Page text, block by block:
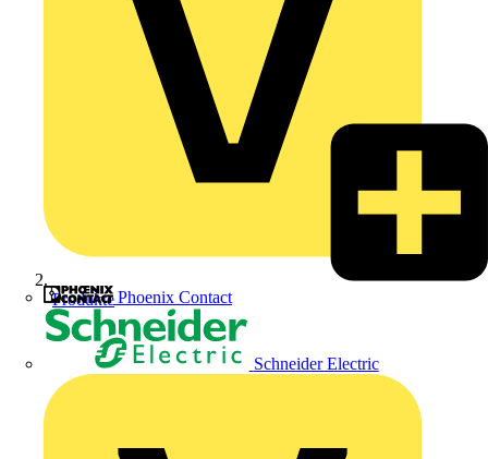
Phoenix Contact
Schneider Electric
Produkte